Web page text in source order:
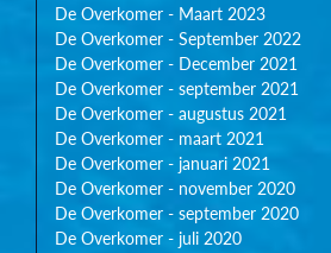
De Overkomer - Maart 2023
De Overkomer - September 2022
De Overkomer - December 2021
De Overkomer - september 2021
De Overkomer - augustus 2021
De Overkomer - maart 2021
De Overkomer - januari 2021
De Overkomer - november 2020
De Overkomer - september 2020
De Overkomer - juli 2020